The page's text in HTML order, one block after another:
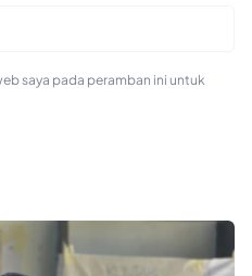
saya pada peramban ini untuk